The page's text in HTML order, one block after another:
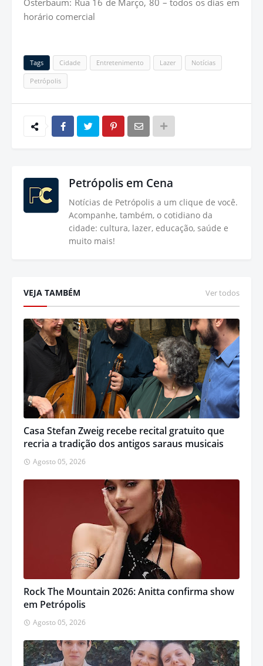
Osterbaum: Rua 16 de Março, 80 – todos os dias em
horário comercial
Tags Cidade Entretenimento Lazer Notícias
Petrópolis
Petrópolis em Cena
Notícias de Petrópolis a um clique de você.
Acompanhe, também, o cotidiano da
cidade: cultura, lazer, educação, saúde e
muito mais!
VEJA TAMBÉM Ver todos
Casa Stefan Zweig recebe recital gratuito que
recria a tradição dos antigos saraus musicais
Agosto 05, 2026
Rock The Mountain 2026: Anitta confirma show
em Petrópolis
Agosto 05, 2026